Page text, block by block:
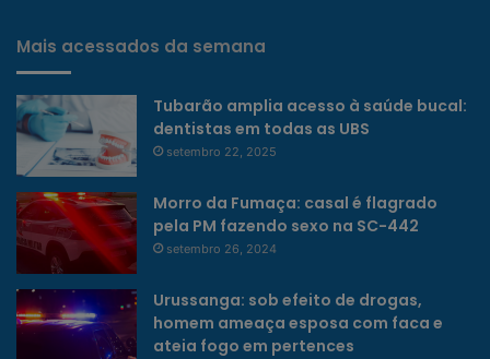
Mais acessados da semana
Tubarão amplia acesso à saúde bucal:
dentistas em todas as UBS
setembro 22, 2025
Morro da Fumaça: casal é flagrado
pela PM fazendo sexo na SC-442
setembro 26, 2024
Urussanga: sob efeito de drogas,
homem ameaça esposa com faca e
ateia fogo em pertences